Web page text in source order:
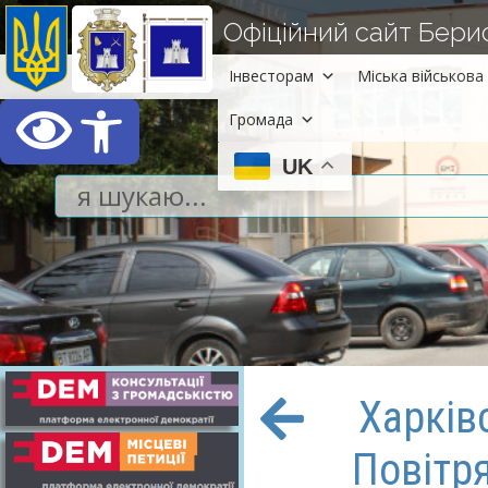
Відкрити Панель
Офіційний сайт
Інвесторам Міська військова
Громада
UK